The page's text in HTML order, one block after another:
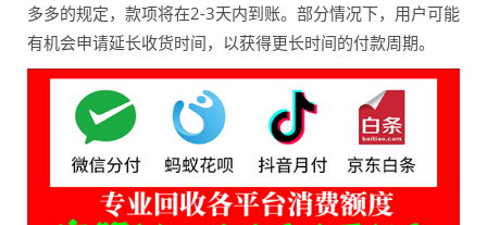
多多的规定，款项将在2-3天内到账。部分情况下，用户可能
有机会申请延长收货时间，以获得更长时间的付款周期。